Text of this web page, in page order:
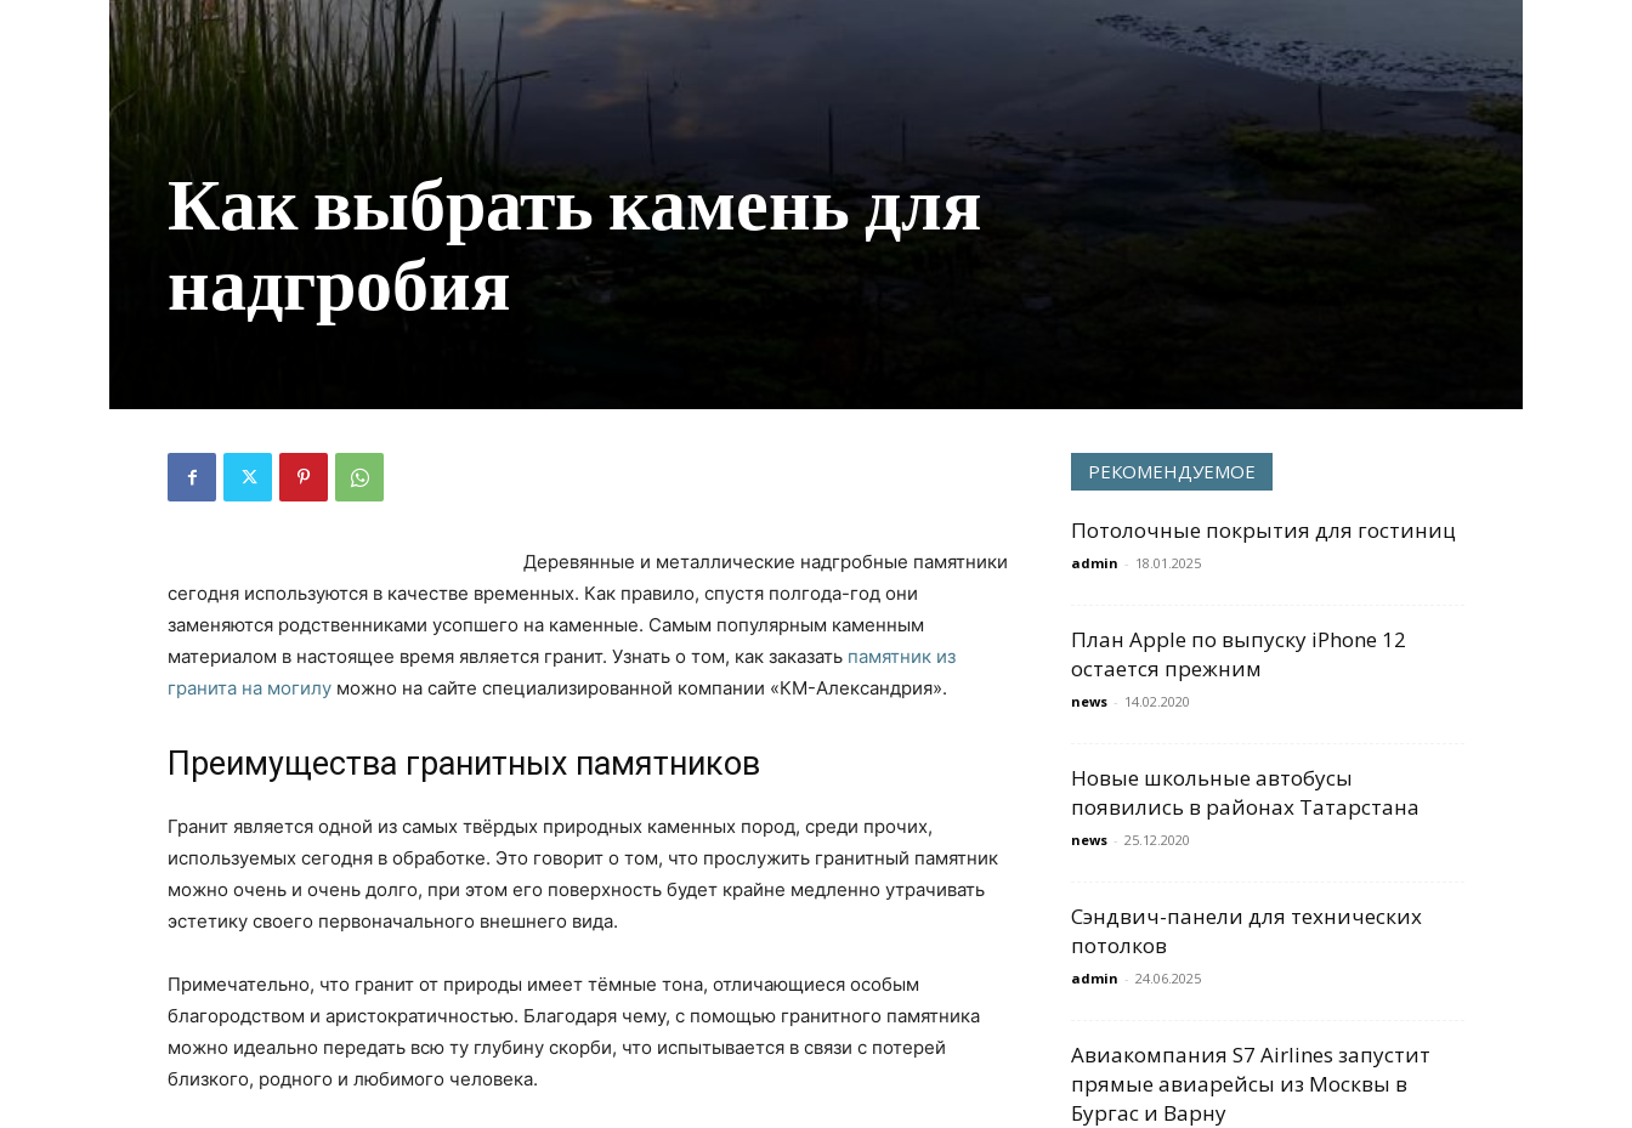
Как выбрать камень для
надгробия
Деревянные и металлические надгробные памятники
сегодня используются в качестве временных. Как правило, спустя полгода-год они
заменяются родственниками усопшего на каменные. Самым популярным каменным
материалом в настоящее время является гранит. Узнать о том, как заказать памятник из
гранита на могилу можно на сайте специализированной компании «КМ-Александрия».
Преимущества гранитных памятников
Гранит является одной из самых твёрдых природных каменных пород, среди прочих,
используемых сегодня в обработке. Это говорит о том, что прослужить гранитный памятник
можно очень и очень долго, при этом его поверхность будет крайне медленно утрачивать
эстетику своего первоначального внешнего вида.
Примечательно, что гранит от природы имеет тёмные тона, отличающиеся особым
благородством и аристократичностью. Благодаря чему, с помощью гранитного памятника
можно идеально передать всю ту глубину скорби, что испытывается в связи с потерей
близкого, родного и любимого человека.
РЕКОМЕНДУЕМОЕ
Потолочные покрытия для гостиниц
admin - 18.01.2025
План Apple по выпуску iPhone 12
остается прежним
news - 14.02.2020
Новые школьные автобусы
появились в районах Татарстана
news - 25.12.2020
Сэндвич-панели для технических
потолков
admin - 24.06.2025
Авиакомпания S7 Airlines запустит
прямые авиарейсы из Москвы в
Бургас и Варну